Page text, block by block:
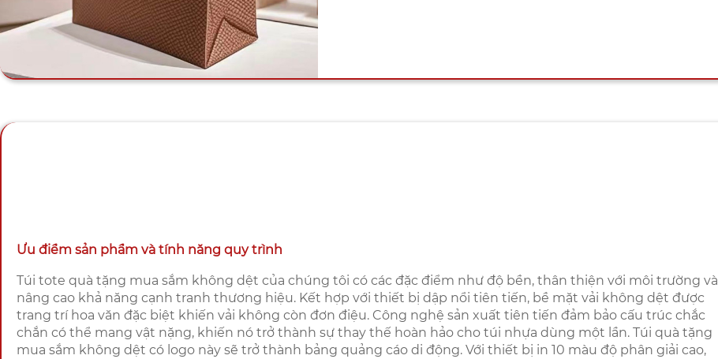
Ưu điểm sản phẩm và tính năng quy trình
Túi tote quà tặng mua sắm không dệt của chúng tôi có các đặc điểm như độ bền, thân thiện với môi trường và
nâng cao khả năng cạnh tranh thương hiệu. Kết hợp với thiết bị dập nổi tiên tiến, bề mặt vải không dệt được
trang trí hoa văn đặc biệt khiến vải không còn đơn điệu. Công nghệ sản xuất tiên tiến đảm bảo cấu trúc chắc
chắn có thể mang vật nặng, khiến nó trở thành sự thay thế hoàn hảo cho túi nhựa dùng một lần. Túi quà tặng
mua sắm không dệt có logo này sẽ trở thành bảng quảng cáo di động. Với thiết bị in 10 màu độ phân giải cao,